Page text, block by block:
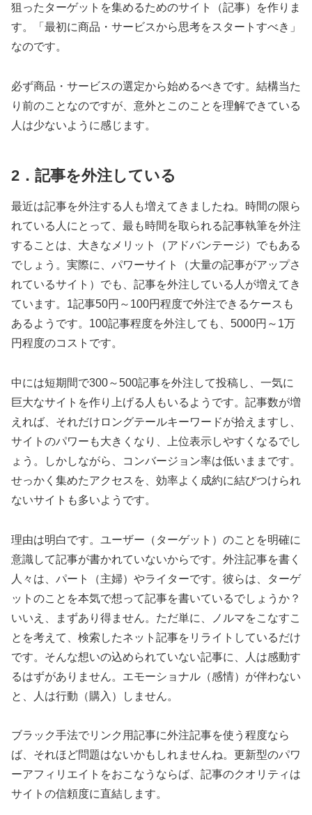
狙ったターゲットを集めるためのサイト（記事）を作りま
す。「最初に商品・サービスから思考をスタートすべき」
なのです。
必ず商品・サービスの選定から始めるべきです。結構当た
り前のことなのですが、意外とこのことを理解できている
人は少ないように感じます。
2．記事を外注している
最近は記事を外注する人も増えてきましたね。時間の限ら
れている人にとって、最も時間を取られる記事執筆を外注
することは、大きなメリット（アドバンテージ）でもある
でしょう。実際に、パワーサイト（大量の記事がアップさ
れているサイト）でも、記事を外注している人が増えてき
ています。1記事50円～100円程度で外注できるケースも
あるようです。100記事程度を外注しても、5000円～1万
円程度のコストです。
中には短期間で300～500記事を外注して投稿し、一気に
巨大なサイトを作り上げる人もいるようです。記事数が増
えれば、それだけロングテールキーワードが拾えますし、
サイトのパワーも大きくなり、上位表示しやすくなるでし
ょう。しかしながら、コンバージョン率は低いままです。
せっかく集めたアクセスを、効率よく成約に結びつけられ
ないサイトも多いようです。
理由は明白です。ユーザー（ターゲット）のことを明確に
意識して記事が書かれていないからです。外注記事を書く
人々は、パート（主婦）やライターです。彼らは、ターゲ
ットのことを本気で想って記事を書いているでしょうか？
いいえ、まずあり得ません。ただ単に、ノルマをこなすこ
とを考えて、検索したネット記事をリライトしているだけ
です。そんな想いの込められていない記事に、人は感動す
るはずがありません。エモーショナル（感情）が伴わない
と、人は行動（購入）しません。
ブラック手法でリンク用記事に外注記事を使う程度なら
ば、それほど問題はないかもしれませんね。更新型のパワ
ーアフィリエイトをおこなうならば、記事のクオリティは
サイトの信頼度に直結します。